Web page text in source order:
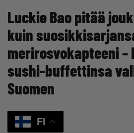
Luckie Bao pitää
kuin
merirosvokapteeni –
sushi-buffettinsa
Suomen
FI